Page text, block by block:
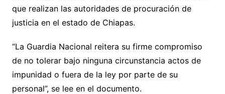
que realizan las autoridades de procuración de
justicia en el estado de Chiapas.
“La Guardia Nacional reitera su firme compromiso
de no tolerar bajo ninguna circunstancia actos de
impunidad o fuera de la ley por parte de su
personal”, se lee en el documento.